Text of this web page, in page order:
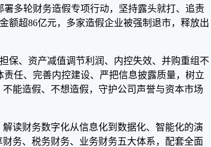
多轮财务造假专项行动，坚持露头就打、追责
额超86亿元，多家造假企业被强制退市，释放出
保、资产减值调节利润、内控失效、并购重组不
任、完善内控建设、严把信息披露质量，树立
能造假、不想造假，守护公司声誉与资本市场
读财务数字化从信息化到数据化、智能化的演
务、税务财务、业务财务五大体系，配套全面